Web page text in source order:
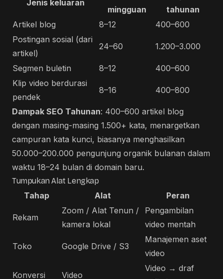
Jenis keluaran
mingguan
tahunan
Artikel blog
8–12
400–600
Postingan sosial (dari
artikel)
24–60 1.200–3.000
Segmen buletin 8–12
400–600
Klip video berdurasi
pendek
8–16 400–800
Dampak SEO Tahunan: 400–600 artikel blog
dengan masing-masing 1.500+ kata, menargetkan
campuran kata kunci, biasanya menghasilkan
50.000–200.000 pengunjung organik bulanan dalam
waktu 18–24 bulan di domain baru.
Tumpukan Alat Lengkap
Tahap Alat Peran
Rekam
Zoom / Alat Tenun /
kamera lokal
Pengambilan
video mentah
Toko Google Drive / S3
Manajemen aset
video
Konversi Video
Video → draf